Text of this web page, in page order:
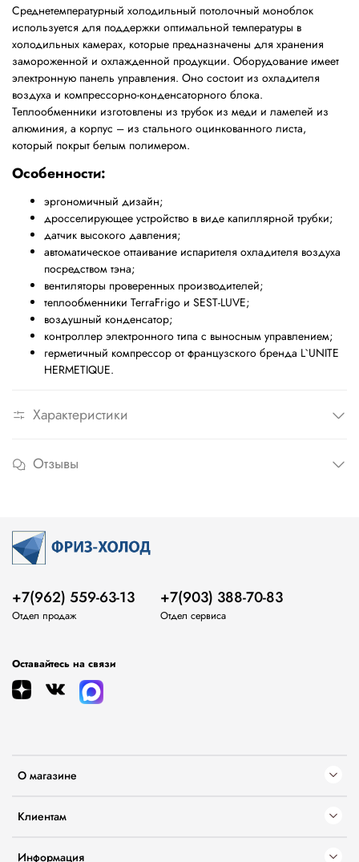
Среднетемпературный холодильный потолочный моноблок
используется для поддержки оптимальной температуры в
холодильных камерах, которые предназначены для хранения
замороженной и охлажденной продукции. Оборудование имеет
электронную панель управления. Оно состоит из охладителя
воздуха и компрессорно-конденсаторного блока.
Теплообменники изготовлены из трубок из меди и ламелей из
алюминия, а корпус – из стального оцинкованного листа,
который покрыт белым полимером.
Особенности:
эргономичный дизайн;
дросселирующее устройство в виде капиллярной трубки;
датчик высокого давления;
автоматическое оттаивание испарителя охладителя воздуха
посредством тэна;
вентиляторы проверенных производителей;
теплообменники TerraFrigo и SEST-LUVE;
воздушный конденсатор;
контроллер электронного типа с выносным управлением;
герметичный компрессор от французского бренда L`UNITE
HERMETIQUE.
Характеристики
Отзывы
О магазине
Клиентам
Информация
+7(962) 559-63-13
Отдел продаж
+7(903) 388-70-83
Отдел сервиса
Оставайтесь на связи